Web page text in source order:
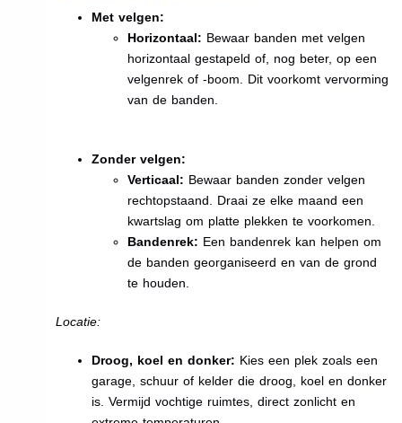
Met velgen:
Horizontaal: Bewaar banden met velgen
horizontaal gestapeld of, nog beter, op een
velgenrek of -boom. Dit voorkomt vervorming
van de banden.
Zonder velgen:
Verticaal: Bewaar banden zonder velgen
rechtopstaand. Draai ze elke maand een
kwartslag om platte plekken te voorkomen.
Bandenrek: Een bandenrek kan helpen om
de banden georganiseerd en van de grond
te houden.
Locatie:
Droog, koel en donker: Kies een plek zoals een
garage, schuur of kelder die droog, koel en donker
is. Vermijd vochtige ruimtes, direct zonlicht en